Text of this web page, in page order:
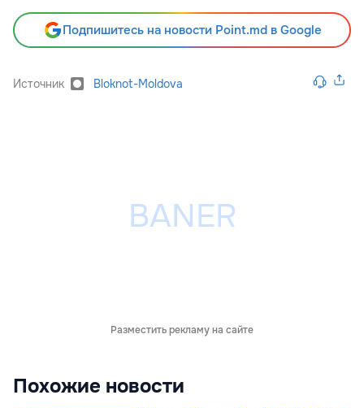
Подпишитесь на новости Point.md в Google
Источник Bloknot-Moldova
Разместить рекламу на сайте
Похожие новости